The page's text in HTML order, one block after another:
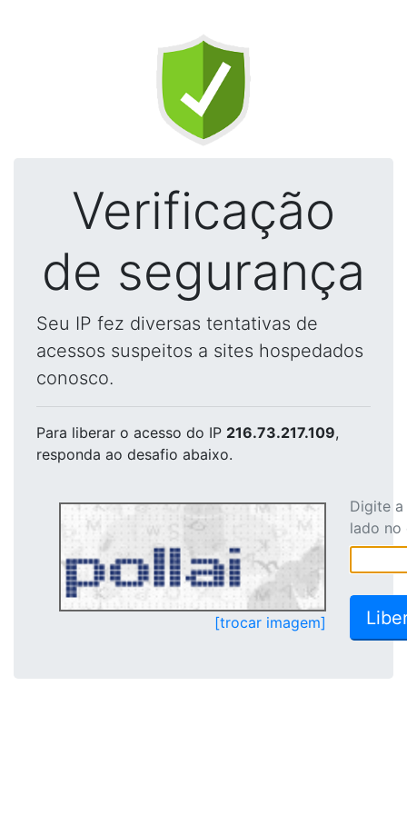
Verificação
de segurança
Seu IP fez diversas tentativas de
acessos suspeitos a sites hospedados
conosco.
Para liberar o acesso do IP 216.73.217.109,
responda ao desafio abaixo.
[trocar imagem]
Digite
lado no